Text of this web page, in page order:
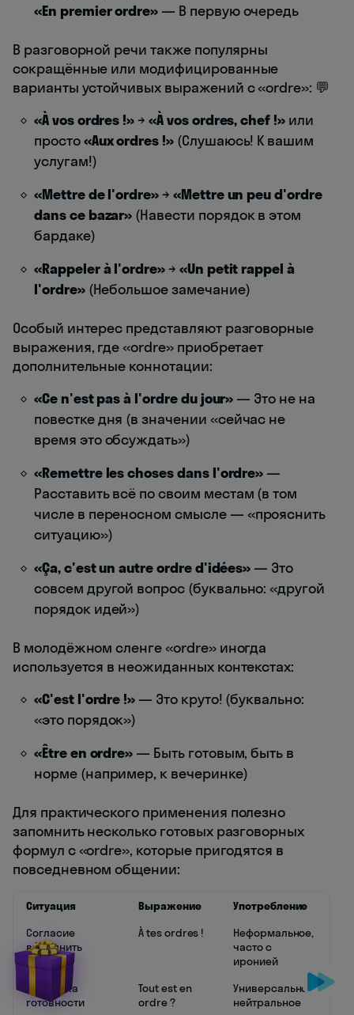
«En premier ordre» — В первую очередь
В разговорной речи также популярны
сокращённые или модифицированные
варианты устойчивых выражений с «ordre»: 💬
«À vos ordres !»→«À vos ordres, chef !»или
просто«Aux ordres !»(Слушаюсь! К вашим
услугам!)
«Mettre de l'ordre»→ «Mettre un peu d'ordre
dans ce bazar» (Навести порядок в этом
бардаке)
«Rappeler à l'ordre»→ «Un petit rappel à
l'ordre»(Небольшое замечание)
Особый интерес представляют разговорные
выражения, где «ordre» приобретает
дополнительные коннотации:
«Ce n'est pas à l'ordre du jour» — Это не на
повестке дня (в значении «сейчас не
время это обсуждать»)
«Remettre les choses dans l'ordre» —
Расставить всё по своим местам (в том
числе в переносном смысле — «прояснить
ситуацию»)
«Ça, c'est un autre ordre d'idées» — Это
совсем другой вопрос (буквально: «другой
порядок идей»)
В молодёжном сленге «ordre» иногда
используется в неожиданных контекстах:
«C'est l'ordre !» — Это круто! (буквально:
«это порядок»)
«Être en ordre» — Быть готовым, быть в
норме (например, к вечеринке)
Для практического применения полезно
запомнить несколько готовых разговорных
формул с «ordre», которые пригодятся в
повседневном общении:
Ситуация Выражение
Употребление
Согласие
выполнить
просьбу
À tes ordres !
Неформальное,
часто с
иронией
Проверка
готовности
Tout est en
ordre ?
Универсальное,
нейтральное